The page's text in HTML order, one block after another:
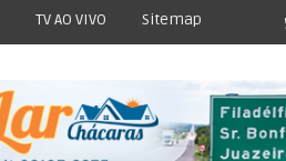
TV AO VIVO Sitemap